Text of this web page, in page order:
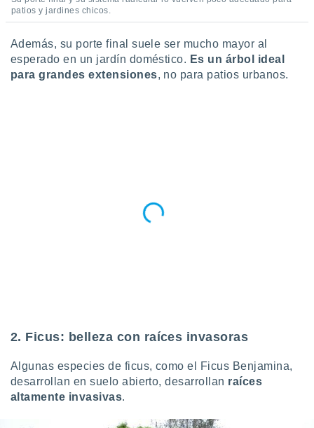
e
mediante
patios y jardines chicos.
Además, su porte final suele ser mucho mayor al
esperado en un jardín doméstico. Es un árbol ideal
para grandes extensiones, no para patios urbanos.
2. Ficus: belleza con raíces invasoras
Algunas especies de ficus, como el Ficus Benjamina,
desarrollan en suelo abierto, desarrollan raíces
altamente invasivas.